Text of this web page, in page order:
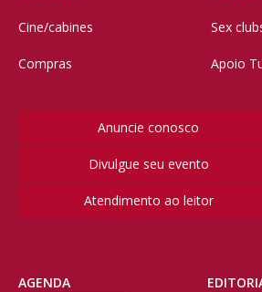
Cine/cabines
Compras
Sex
Apoio
Anuncie conosco
Divulgue seu evento
Atendimento ao leitor
AGENDA